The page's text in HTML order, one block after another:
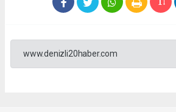
www.denizli20haber.com